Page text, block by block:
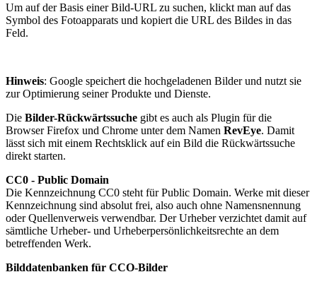
Um auf der Basis einer Bild-URL zu suchen, klickt man auf das
Symbol des Fotoapparats und kopiert die URL des Bildes in das
Feld.
Hinweis: Google speichert die hochgeladenen Bilder und nutzt sie
zur Optimierung seiner Produkte und Dienste.
Die Bilder-Rückwärtssuche gibt es auch als Plugin für die
Browser Firefox und Chrome unter dem Namen RevEye. Damit
lässt sich mit einem Rechtsklick auf ein Bild die Rückwärtssuche
direkt starten.
CC0 - Public Domain
Die Kennzeichnung CC0 steht für Public Domain. Werke mit dieser
Kennzeichnung sind absolut frei, also auch ohne Namensnennung
oder Quellenverweis verwendbar. Der Urheber verzichtet damit auf
sämtliche Urheber- und Urheberpersönlichkeitsrechte an dem
betreffenden Werk.
Bilddatenbanken für CCO-Bilder